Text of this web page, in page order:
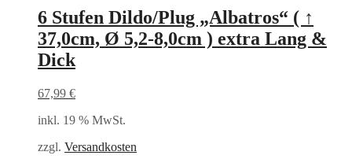
6 Stufen Dildo/Plug „Albatros“ ( ↑
37,0cm, Ø 5,2-8,0cm ) extra Lang &
Dick
67,99 €
inkl. 19 % MwSt.
zzgl. Versandkosten